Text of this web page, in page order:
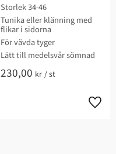
Storlek 34-46
Tunika eller klänning med
flikar i sidorna​
För vävda ​tyger
Lätt till medelsvår sömnad​
230,00 kr /st